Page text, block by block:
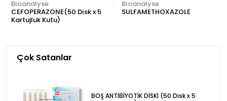
Bioanalyse
CEFOPERAZONE(50 Disk x 5
Kartujluk Kutu)
Bioanalyse
SULFAMETHOXAZOLE
Çok Satanlar
BOŞ ANTİBİYOTİK DİSKİ (50 Disk x 5